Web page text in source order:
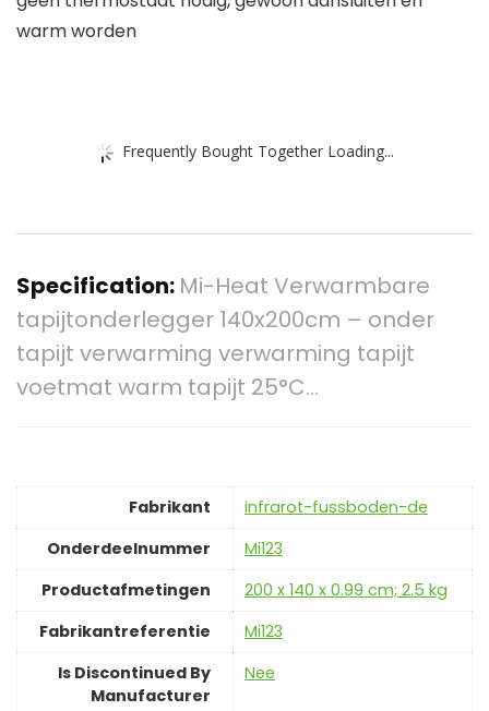
warm worden
Frequently Bought Together Loading...
Specification: Mi-Heat Verwarmbare
tapijtonderlegger 140x200cm – onder
tapijt verwarming verwarming tapijt
voetmat warm tapijt 25°C…
Fabrikant
‎infrarot-fussboden-de
Onderdeelnummer
‎Mi123
Productafmetingen
‎200 x 140 x 0.99 cm; 2.5 kg
Fabrikantreferentie
‎Mi123
Is Discontinued By
Manufacturer
‎Nee